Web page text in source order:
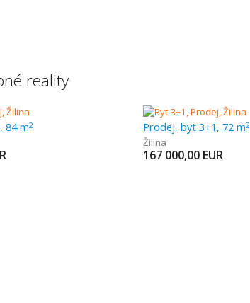
reality
84 m2 Prodej, byt 3+1, 72 m2
Žilina
167 000,00 EUR